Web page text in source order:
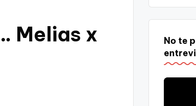
Melias x
No te